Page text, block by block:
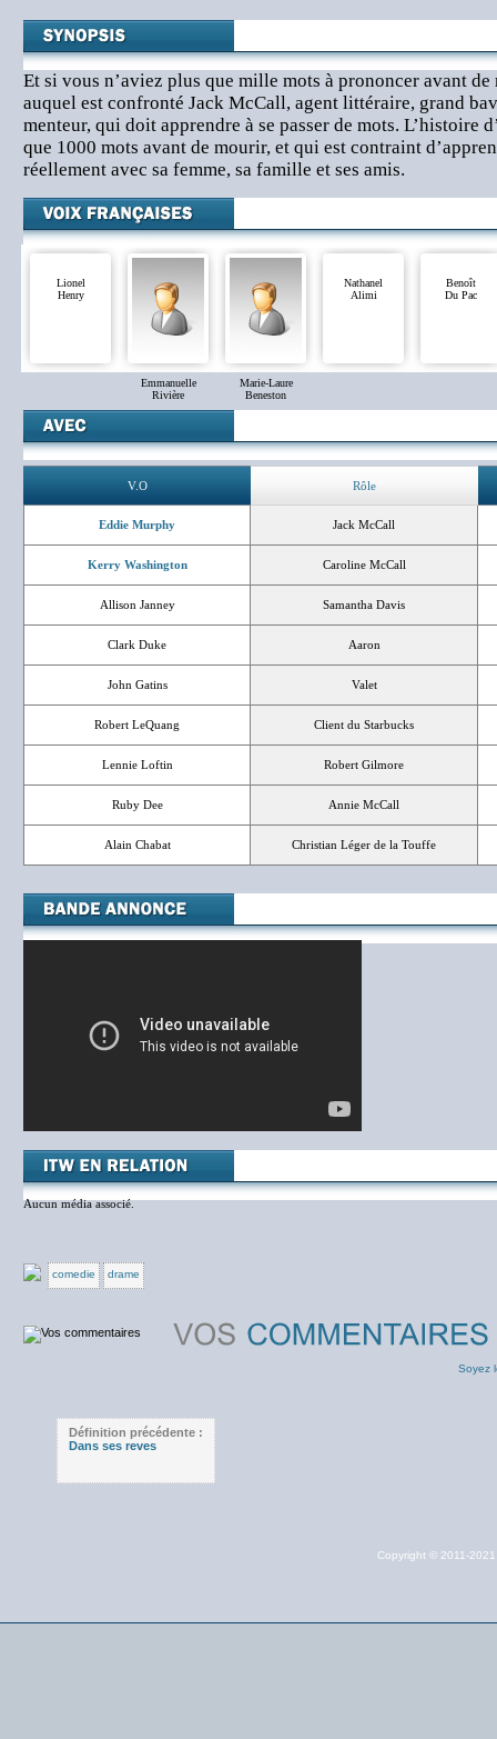
Et si vous n’aviez plus que mille mots à prononcer avant
auquel est confronté Jack McCall, agent littéraire, grand
menteur, qui doit apprendre à se passer de mots. L’histoire
que 1000 mots avant de mourir, et qui est contraint
réellement avec sa femme, sa famille et ses amis.
Lionel
Henry
Emmanuelle
Rivière
Marie-Laure
Beneston
Nathanel
Alimi
Benoît
Du Pac
V.O Rôle
Eddie Murphy Jack McCall
Kerry Washington Caroline McCall
Allison Janney Samantha Davis
Clark Duke Aaron
John Gatins Valet
Robert LeQuang Client du Starbucks
Lennie Loftin Robert Gilmore
Ruby Dee Annie McCall
Alain Chabat Christian Léger de la Touffe
Aucun média associé.
comedie drame
Soyez
Définition précédente :
Dans ses reves
Copyright © 2011-